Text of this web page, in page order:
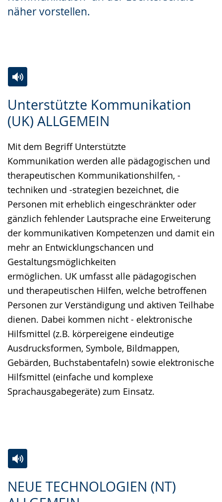
näher vorstellen.
Unterstützte Kommunikation
(UK) ALLGEMEIN
Mit dem Begriff Unterstützte
Kommunikation werden alle pädagogischen und
therapeutischen Kommunikationshilfen, -
techniken und -strategien bezeichnet, die
Personen mit erheblich eingeschränkter oder
gänzlich fehlender Lautsprache eine Erweiterung
der kommunikativen Kompetenzen und damit ein
mehr an Entwicklungschancen und
Gestaltungsmöglichkeiten
ermöglichen. UK umfasst alle pädagogischen
und therapeutischen Hilfen, welche betroffenen
Personen zur Verständigung und aktiven Teilhabe
dienen. Dabei kommen nicht - elektronische
Hilfsmittel (z.B. körpereigene eindeutige
Ausdrucksformen, Symbole, Bildmappen,
Gebärden, Buchstabentafeln) sowie elektronische
Hilfsmittel (einfache und komplexe
Sprachausgabegeräte) zum Einsatz.
Leichten
Sprache
Audio-
Unterstützung.
Video
in
Gebärdensprache
wird
angezeigt.
NEUE TECHNOLOGIEN (NT)
Leichten
Audio-
Video